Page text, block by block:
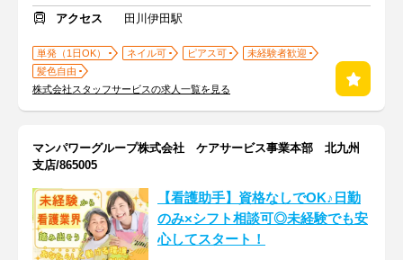
アクセス
田川伊田駅
単発（1日OK） ネイル可 ピアス可
未経験者歓迎
髪色自由
株式会社スタッフサービスの求人一覧を見る
マンパワーグループ株式会社 ケアサービス事業本部 北九州
支店/865005
【看護助手】資格なしでOK♪日勤
のみ×シフト相談可◎未経験でも安
心してスタート！